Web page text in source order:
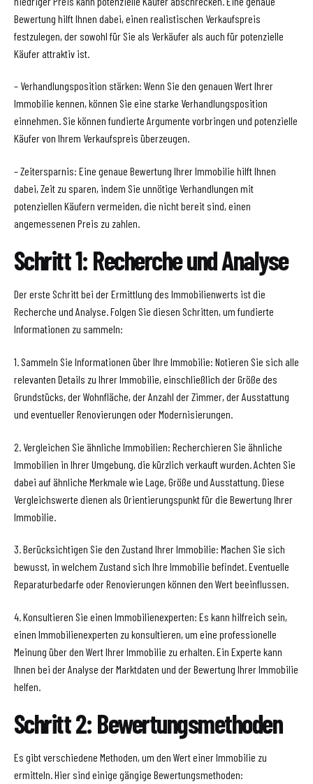
Bewertung hilft Ihnen dabei, einen realistischen Verkaufspreis
festzulegen, der sowohl für Sie als Verkäufer als auch für potenzielle
Käufer attraktiv ist.
– Verhandlungsposition stärken: Wenn Sie den genauen Wert Ihrer
Immobilie kennen, können Sie eine starke Verhandlungsposition
einnehmen. Sie können fundierte Argumente vorbringen und potenzielle
Käufer von Ihrem Verkaufspreis überzeugen.
– Zeitersparnis: Eine genaue Bewertung Ihrer Immobilie hilft Ihnen
dabei, Zeit zu sparen, indem Sie unnötige Verhandlungen mit
potenziellen Käufern vermeiden, die nicht bereit sind, einen
angemessenen Preis zu zahlen.
Schritt 1: Recherche und Analyse
Der erste Schritt bei der Ermittlung des Immobilienwerts ist die
Recherche und Analyse. Folgen Sie diesen Schritten, um fundierte
Informationen zu sammeln:
1. Sammeln Sie Informationen über Ihre Immobilie: Notieren Sie sich alle
relevanten Details zu Ihrer Immobilie, einschließlich der Größe des
Grundstücks, der Wohnfläche, der Anzahl der Zimmer, der Ausstattung
und eventueller Renovierungen oder Modernisierungen.
2. Vergleichen Sie ähnliche Immobilien: Recherchieren Sie ähnliche
Immobilien in Ihrer Umgebung, die kürzlich verkauft wurden. Achten Sie
dabei auf ähnliche Merkmale wie Lage, Größe und Ausstattung. Diese
Vergleichswerte dienen als Orientierungspunkt für die Bewertung Ihrer
Immobilie.
3. Berücksichtigen Sie den Zustand Ihrer Immobilie: Machen Sie sich
bewusst, in welchem Zustand sich Ihre Immobilie befindet. Eventuelle
Reparaturbedarfe oder Renovierungen können den Wert beeinflussen.
4. Konsultieren Sie einen Immobilienexperten: Es kann hilfreich sein,
einen Immobilienexperten zu konsultieren, um eine professionelle
Meinung über den Wert Ihrer Immobilie zu erhalten. Ein Experte kann
Ihnen bei der Analyse der Marktdaten und der Bewertung Ihrer Immobilie
helfen.
Schritt 2: Bewertungsmethoden
Es gibt verschiedene Methoden, um den Wert einer Immobilie zu
ermitteln. Hier sind einige gängige Bewertungsmethoden: